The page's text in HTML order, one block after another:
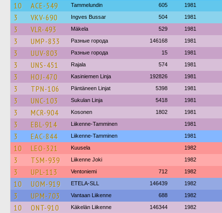
10 ACE-549 Tammelundin 605 1981
3 VKV-690 Ingves Bussar 504 1981
3 VLR-493 Mäkela 529 1981
3 UMP-833 Разные города 146168 1981
3 UUV-803 Разные города 15 1981
3 UNS-451 Rajala 574 1981
3 HOJ-470 Kasiniemen Linja 192826 1981
3 TPN-106 Päntäneen Linjat 5398 1981
3 UNC-103 Sukulan Linja 5418 1981
3 MCR-904 Kosonen 1802 1981
3 EBL-914 Liikenne-Tamminen 1981
3 EAC-844 Liikenne-Tamminen 1981
10 LEO-321 Kuusela 1982
3 TSM-939 Liikenne Joki 1982
3 UPL-113 Ventoniemi 712 1982
10 UOM-919 ETELA-SLL 146439 1982
3 UPM-703 Vantaan Liikenne 688 1982
10 ONT-910 Käkelän Liikenne 146344 1982